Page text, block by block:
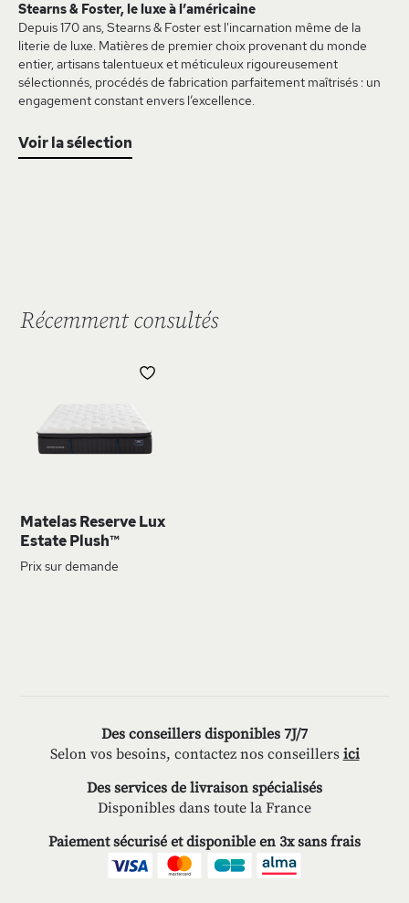
Stearns & Foster, le luxe à l’américaine
Depuis 170 ans, Stearns & Foster est l'incarnation même de la
literie de luxe. Matières de premier choix provenant du monde
entier, artisans talentueux et méticuleux rigoureusement
sélectionnés, procédés de fabrication parfaitement maîtrisés : un
engagement constant envers l’excellence.
Voir la sélection
Récemment consultés
Matelas Reserve Lux
Estate Plush™
Prix sur demande
Des conseillers disponibles 7J/7
Selon vos besoins, contactez nos conseillers ici
Des services de livraison spécialisés
Disponibles dans toute la France
Paiement sécurisé et disponible en 3x sans frais